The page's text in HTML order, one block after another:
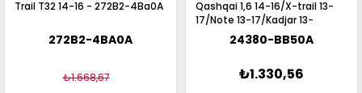
Trail T32 14-16 - 272B2-4Ba0A
272B2-4BA0A
₺1.668,67
Qashqai 1,6 14-16/X-trail 13-
17/Note 13-17/Kadjar 13-
17/Kaleos 13-17 (Blok) -
24380-BB50A
24380-BB50A
₺1.330,56